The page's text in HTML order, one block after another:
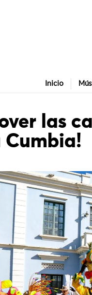
Inicio
las
Cumbia!